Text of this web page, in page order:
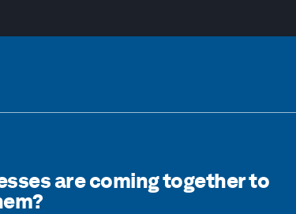
are coming together to